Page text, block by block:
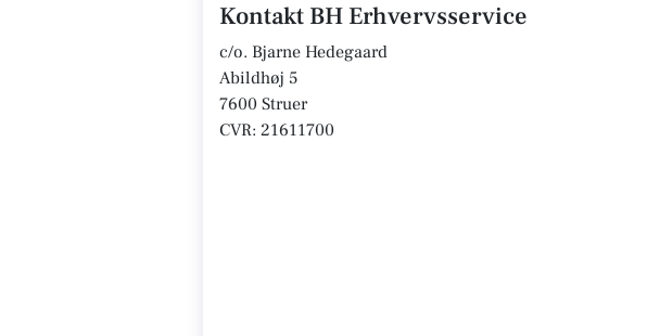
Kontakt BH Erhvervsservice
c/o. Bjarne Hedegaard
Abildhøj 5
7600 Struer
CVR: 21611700